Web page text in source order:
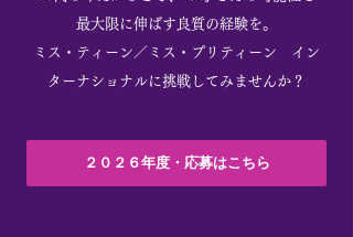
最大限に伸ばす良質の経験を。
ミス・ティーン／ミス・プリティーン イン
ターナショナルに挑戦してみませんか？
２０２６年度・応募はこちら